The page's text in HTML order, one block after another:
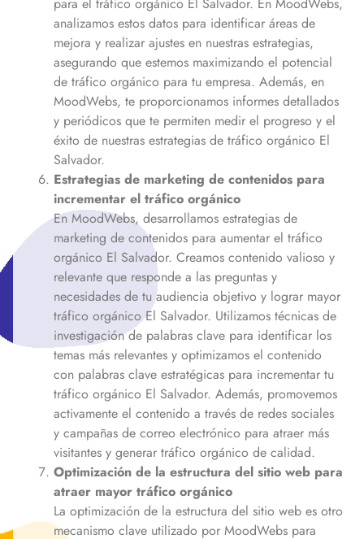
para el tráfico orgánico El Salvador. En MoodWebs,
analizamos estos datos para identificar áreas de
mejora y realizar ajustes en nuestras estrategias,
asegurando que estemos maximizando el potencial
de tráfico orgánico para tu empresa. Además, en
MoodWebs, te proporcionamos informes detallados
y periódicos que te permiten medir el progreso y el
éxito de nuestras estrategias de tráfico orgánico El
Salvador.
Estrategias de marketing de contenidos para
incrementar el tráfico orgánico
En MoodWebs, desarrollamos estrategias de
marketing de contenidos para aumentar el tráfico
orgánico El Salvador. Creamos contenido valioso y
relevante que responde a las preguntas y
necesidades de tu audiencia objetivo y lograr mayor
tráfico orgánicoEl Salvador. Utilizamos técnicas de
investigación de palabras clave para identificar los
temas más relevantes y optimizamos el contenido
con palabras clave estratégicas para incrementar tu
tráfico orgánico El Salvador. Además, promovemos
activamente el contenido a través de redes sociales
y campañas de correo electrónico para atraer más
visitantes y generar tráfico orgánico de calidad.
Optimización de la estructura del sitio web para
atraer mayor tráfico orgánico
La optimización de la estructura del sitio web es otro
mecanismo clave utilizado por MoodWebs para